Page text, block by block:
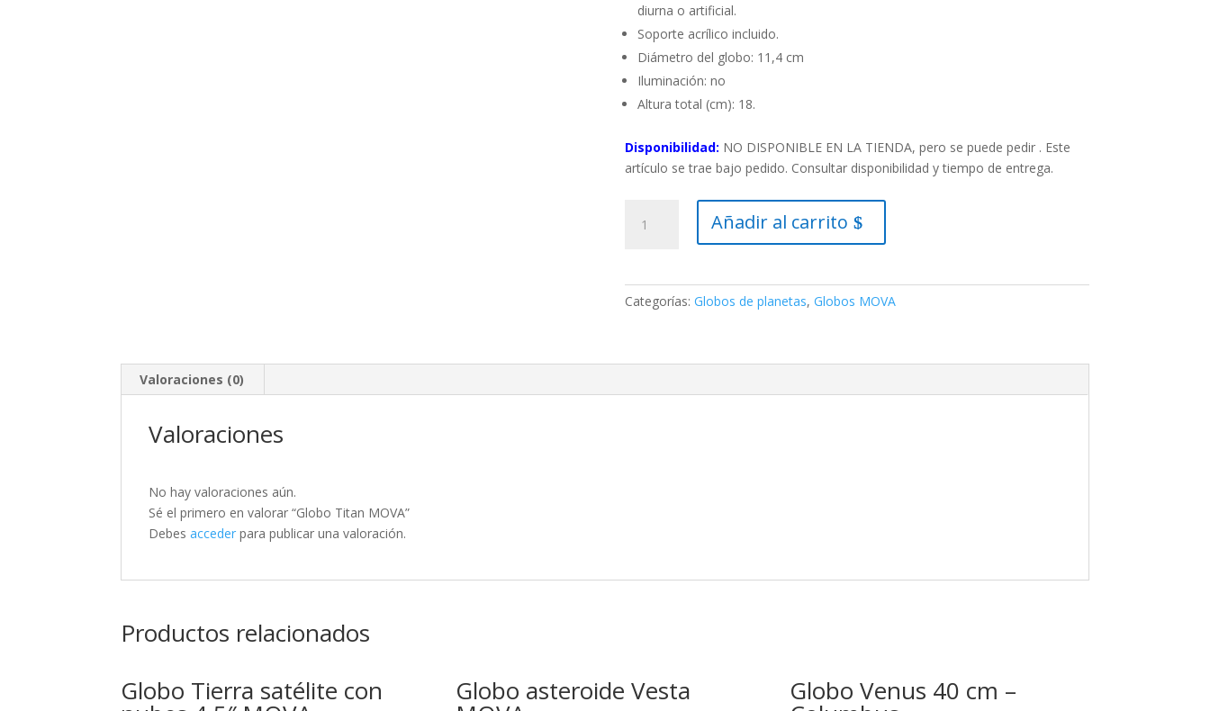
diurna o artificial.
Soporte acrílico incluido.
Diámetro del globo: 11,4 cm
Iluminación: no
Altura total (cm): 18.
Disponibilidad: NO DISPONIBLE EN LA TIENDA, pero se puede pedir . Este
artículo se trae bajo pedido. Consultar disponibilidad y tiempo de entrega.
Titan
Añadir al carrito
Categorías: Globos de planetas, Globos MOVA
Valoraciones (0)
Valoraciones
No hay valoraciones aún.
Sé el primero en valorar “Globo Titan MOVA”
Debesacceder para publicar una valoración.
Productos relacionados
Globo Tierra satélite con
Globo asteroide Vesta Globo Venus 40 cm –